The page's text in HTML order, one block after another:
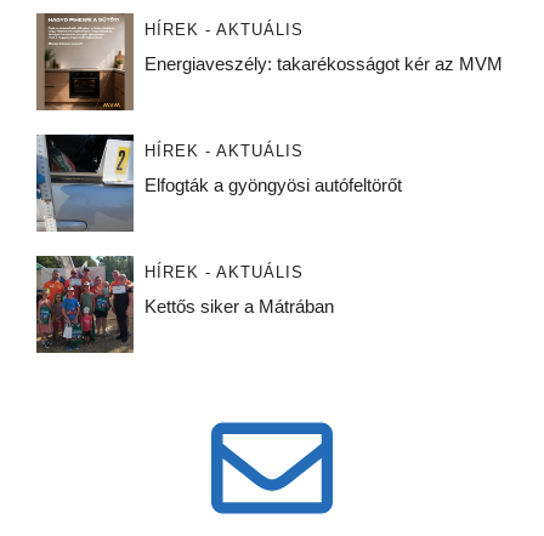
HÍREK - AKTUÁLIS
Energiaveszély: takarékosságot kér az MVM
HÍREK - AKTUÁLIS
Elfogták a gyöngyösi autófeltörőt
HÍREK - AKTUÁLIS
Kettős siker a Mátrában